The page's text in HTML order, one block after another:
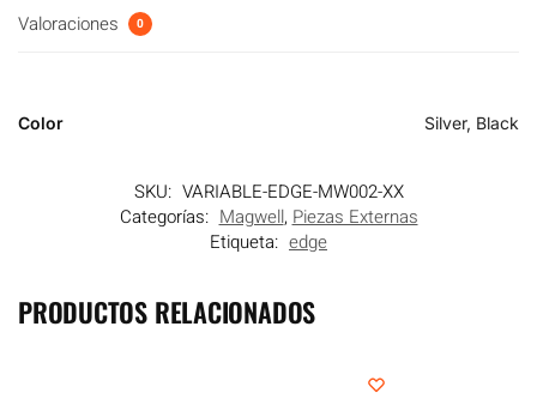
Valoraciones 0
Color Silver, Black
SKU: VARIABLE-EDGE-MW002-XX
Categorías: Magwell, Piezas Externas
Etiqueta: edge
PRODUCTOS RELACIONADOS